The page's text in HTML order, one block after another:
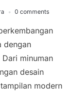
0 comments
dengan
minuman
desain
modern